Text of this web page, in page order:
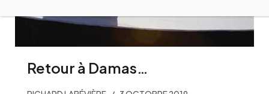
Retour à Damas…